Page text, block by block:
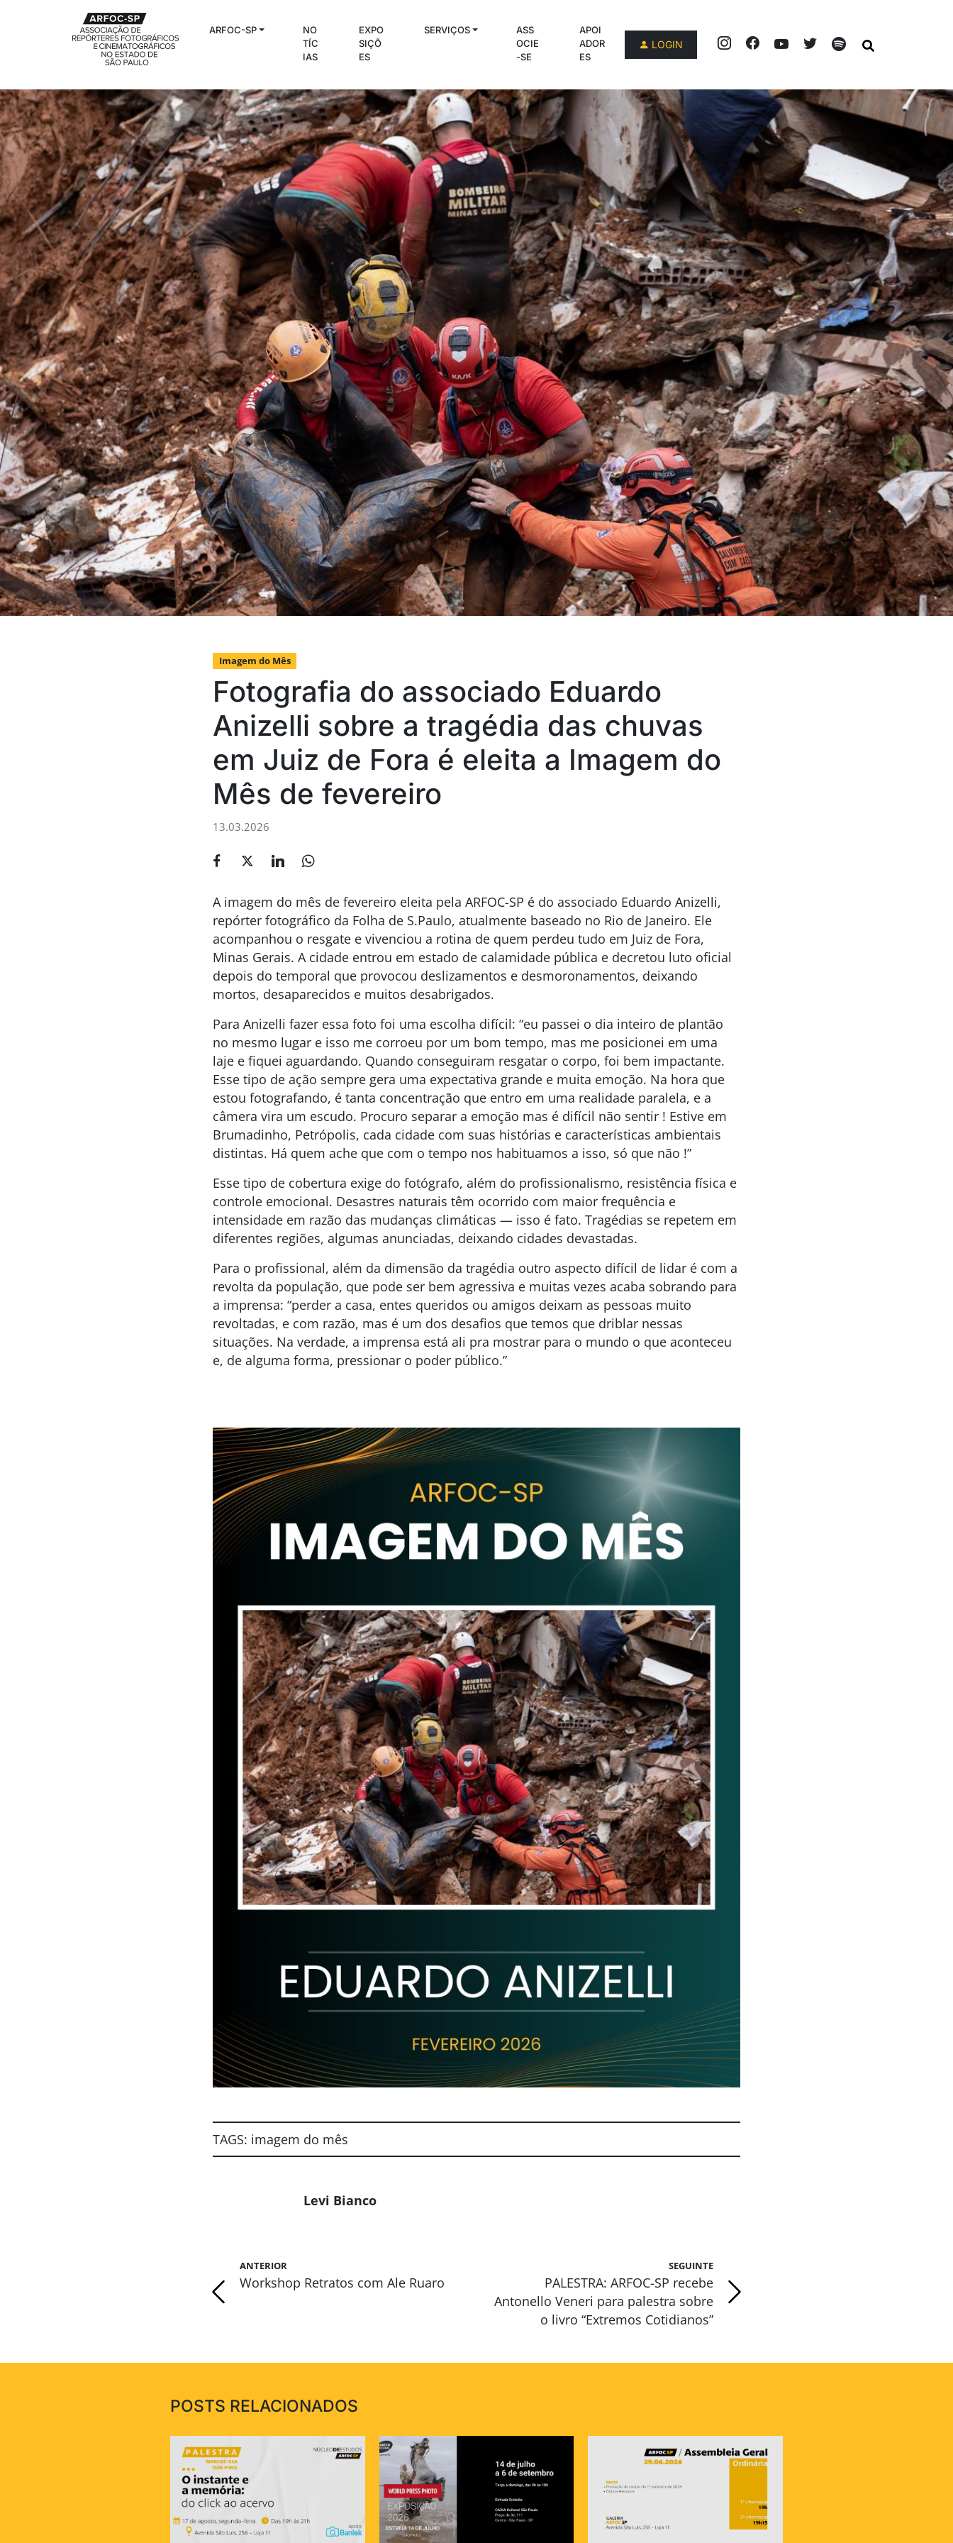
ARFOC-SP
NO
TÍC
IAS
EXPO
SIÇÕ
ES
SERVIÇOS
ASS
OCIE
-SE
APOI
ADOR
ES
LOGIN
Imagem do Mês
Fotografia do associado Eduardo
Anizelli sobre a tragédia das chuvas
em Juiz de Fora é eleita a Imagem do
Mês de fevereiro
13.03.2026
A imagem do mês de fevereiro eleita pela ARFOC-SP é do associado Eduardo Anizelli,
repórter fotográfico da Folha de S.Paulo, atualmente baseado no Rio de Janeiro. Ele
acompanhou o resgate e vivenciou a rotina de quem perdeu tudo em Juiz de Fora,
Minas Gerais. A cidade entrou em estado de calamidade pública e decretou luto oficial
depois do temporal que provocou deslizamentos e desmoronamentos, deixando
mortos, desaparecidos e muitos desabrigados.
Para Anizelli fazer essa foto foi uma escolha difícil: “eu passei o dia inteiro de plantão
no mesmo lugar e isso me corroeu por um bom tempo, mas me posicionei em uma
laje e fiquei aguardando. Quando conseguiram resgatar o corpo, foi bem impactante.
Esse tipo de ação sempre gera uma expectativa grande e muita emoção. Na hora que
estou fotografando, é tanta concentração que entro em uma realidade paralela, e a
câmera vira um escudo. Procuro separar a emoção mas é difícil não sentir ! Estive em
Brumadinho, Petrópolis, cada cidade com suas histórias e características ambientais
distintas. Há quem ache que com o tempo nos habituamos a isso, só que não !”
Esse tipo de cobertura exige do fotógrafo, além do profissionalismo, resistência física e
controle emocional. Desastres naturais têm ocorrido com maior frequência e
intensidade em razão das mudanças climáticas — isso é fato. Tragédias se repetem em
diferentes regiões, algumas anunciadas, deixando cidades devastadas.
Para o profissional, além da dimensão da tragédia outro aspecto difícil de lidar é com a
revolta da população, que pode ser bem agressiva e muitas vezes acaba sobrando para
a imprensa: “perder a casa, entes queridos ou amigos deixam as pessoas muito
revoltadas, e com razão, mas é um dos desafios que temos que driblar nessas
situações. Na verdade, a imprensa está ali pra mostrar para o mundo o que aconteceu
e, de alguma forma, pressionar o poder público.”
TAGS: imagem do mês
Levi Bianco
ANTERIOR
Workshop Retratos com Ale Ruaro
SEGUINTE
PALESTRA: ARFOC-SP recebe
Antonello Veneri para palestra sobre
o livro “Extremos Cotidianos”
POSTS RELACIONADOS